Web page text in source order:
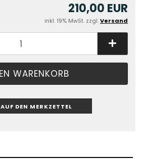
210,00 EUR
inkl. 19% MwSt. zzgl.Versand
AUF DEN MERKZETTEL